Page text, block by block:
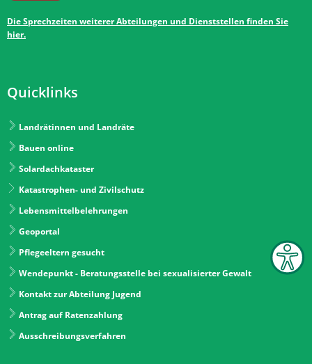
Die Sprechzeiten weiterer Abteilungen und Dienststellen finden Sie
hier.
Quicklinks
Landrätinnen und Landräte
Bauen online
Solardachkataster
Katastrophen- und Zivilschutz
Lebensmittelbelehrungen
Geoportal
Pflegeeltern gesucht
Wendepunkt - Beratungsstelle bei sexualisierter Gewalt
Kontakt zur Abteilung Jugend
Antrag auf Ratenzahlung
Ausschreibungsverfahren